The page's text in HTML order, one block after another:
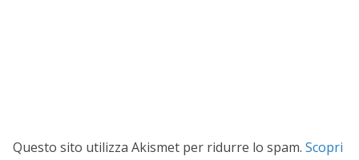
Questo sito utilizza Akismet per ridurre lo spam. Scopri